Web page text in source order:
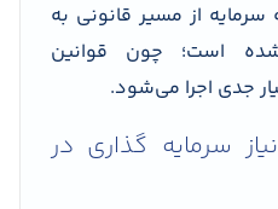
از مسیر قانونی به
است؛ چون قوانین
جدی اجرا می‌شود.
سرمایه گذاری در